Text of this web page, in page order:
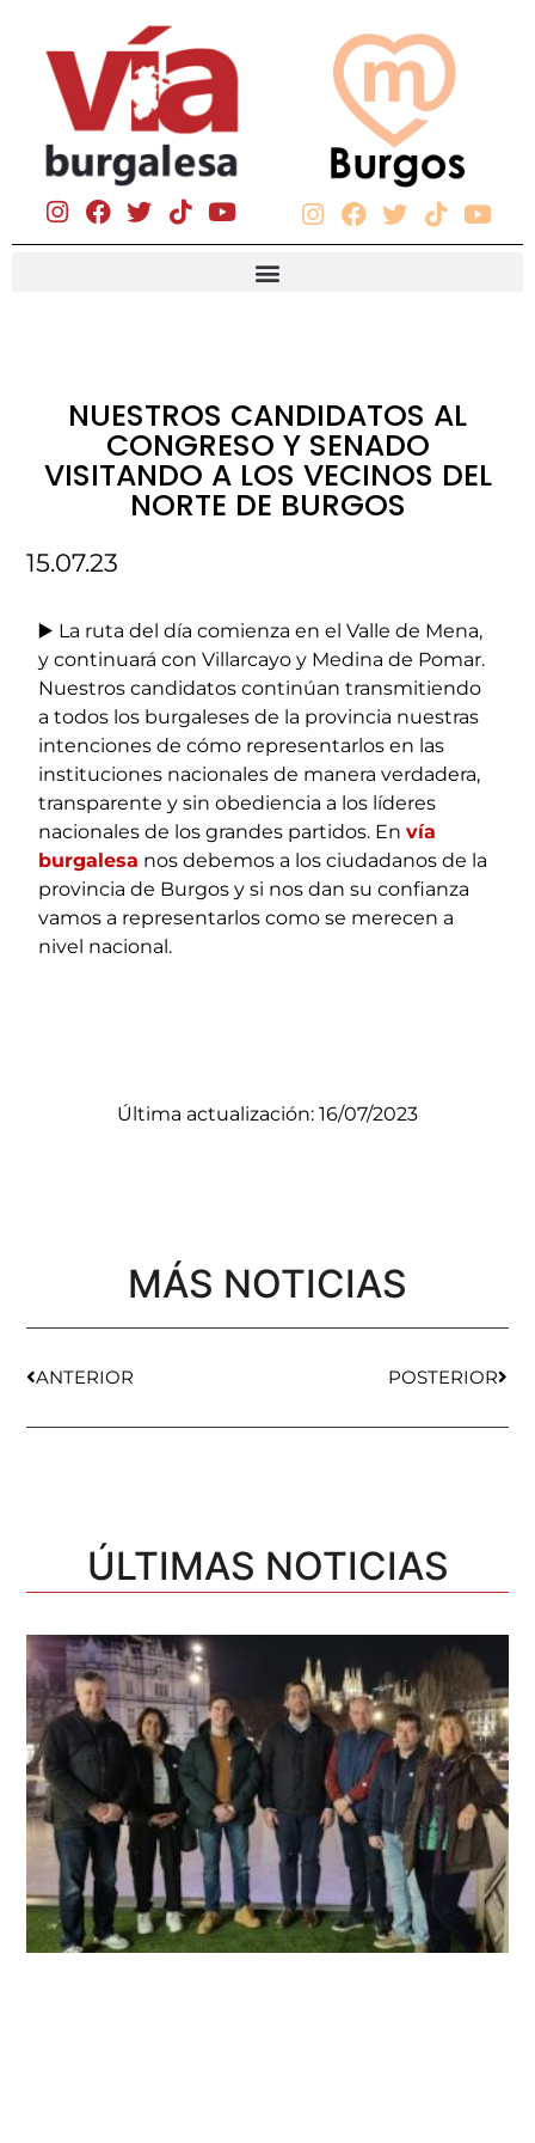
NUESTROS CANDIDATOS AL
CONGRESO Y SENADO
VISITANDO A LOS VECINOS DEL
NORTE DE BURGOS
15.07.23
▶️ La ruta del día comienza en el Valle de Mena,
y continuará con Villarcayo y Medina de Pomar.
Nuestros candidatos continúan transmitiendo
a todos los burgaleses de la provincia nuestras
intenciones de cómo representarlos en las
instituciones nacionales de manera verdadera,
transparente y sin obediencia a los líderes
nacionales de los grandes partidos. Envía
burgalesa nos debemos a los ciudadanos de la
provincia de Burgos y si nos dan su confianza
vamos a representarlos como se merecen a
nivel nacional.
Última actualización: 16/07/2023
MÁS NOTICIAS
ANTERIOR POSTERIOR
ÚLTIMAS NOTICIAS